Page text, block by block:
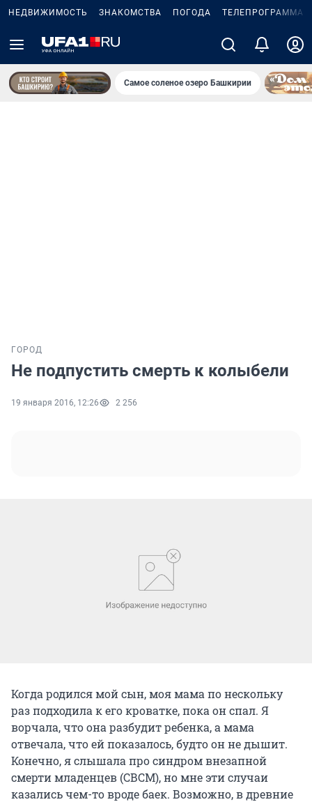
НЕДВИЖИМОСТЬ ЗНАКОМСТВА ПОГОДА ТЕЛЕПРОГРАММА
Самое соленое озеро Башкирии
ГОРОД
Не подпустить смерть к колыбели
19 января 2016, 12:26 2 256
Когда родился мой сын, моя мама по нескольку
раз подходила к его кроватке, пока он спал. Я
ворчала, что она разбудит ребенка, а мама
отвечала, что ей показалось, будто он не дышит.
Конечно, я слышала про синдром внезапной
смерти младенцев (СВСМ), но мне эти случаи
казались чем-то вроде баек. Возможно, в древние